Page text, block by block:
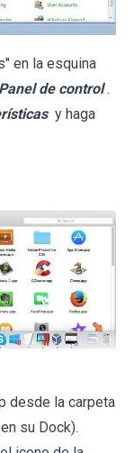
en la esquina
Panel de control .
y haga
desde la carpeta
su Dock).